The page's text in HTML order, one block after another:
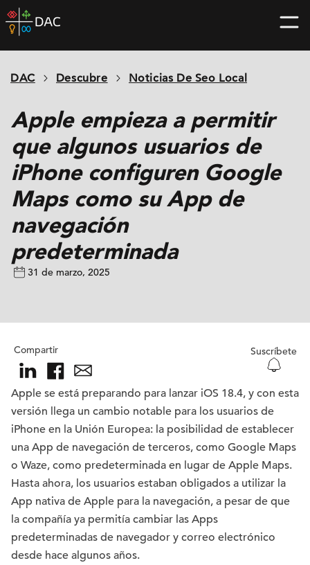
Skip
to
home
DAC Descubre Noticias De Seo Local
Apple empieza a permitir
que algunos usuarios de
iPhone configuren Google
Maps como su App de
navegación
predeterminada
31 de marzo, 2025
Compartir Suscríbete
Apple se está preparando para lanzar iOS 18.4, y con esta
versión llega un cambio notable para los usuarios de
iPhone en la Unión Europea: la posibilidad de establecer
una App de navegación de terceros, como Google Maps
o Waze, como predeterminada en lugar de Apple Maps.
Hasta ahora, los usuarios estaban obligados a utilizar la
App nativa de Apple para la navegación, a pesar de que
la compañía ya permitía cambiar las Apps
predeterminadas de navegador y correo electrónico
desde hace algunos años.